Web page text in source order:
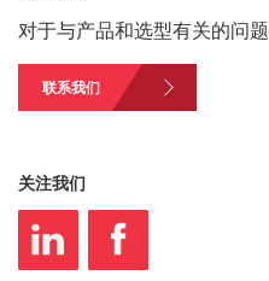
对于与产品和选型有关的问
联系我们
关注我们